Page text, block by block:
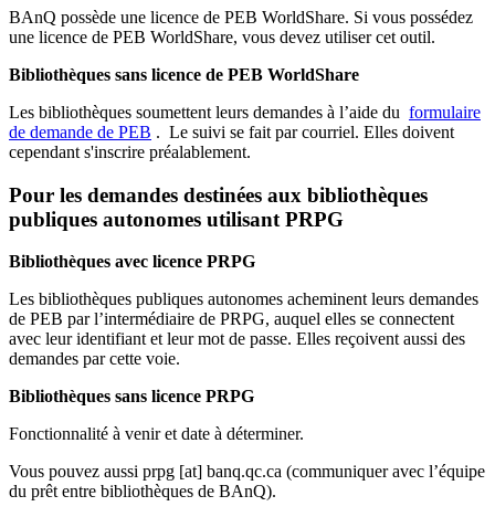
BAnQ possède une licence de PEB WorldShare. Si vous possédez
une licence de PEB WorldShare, vous devez utiliser cet outil.
Bibliothèques sans licence de PEB WorldShare
Les bibliothèques soumettent leurs demandes à l’aide du formulaire
de demande de PEB . Le suivi se fait par courriel. Elles doivent
cependant s'inscrire préalablement.
Pour les demandes destinées aux bibliothèques
publiques autonomes utilisant PRPG
Bibliothèques avec licence PRPG
Les bibliothèques publiques autonomes acheminent leurs demandes
de PEB par l’intermédiaire de PRPG, auquel elles se connectent
avec leur identifiant et leur mot de passe. Elles reçoivent aussi des
demandes par cette voie.
Bibliothèques sans licence PRPG
Fonctionnalité à venir et date à déterminer.
Vous pouvez aussi prpg [at] banq.qc.ca (communiquer avec l’équipe
du prêt entre bibliothèques de BAnQ).